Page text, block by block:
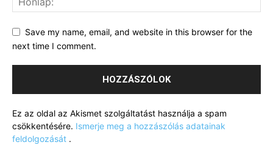
Save my name, email, and website in this browser for the
next time I comment.
Ez az oldal az Akismet szolgáltatást használja a spam
csökkentésére. Ismerje meg a hozzászólás adatainak
feldolgozását .